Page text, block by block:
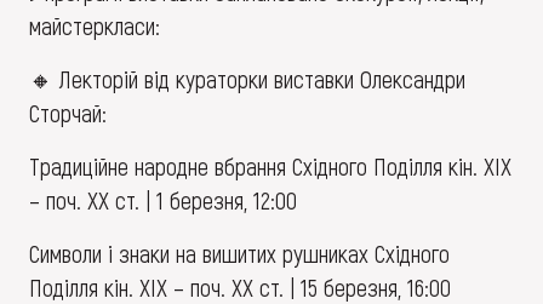
майстеркласи:
🔸 Лекторій від кураторки виставки Олександри
Сторчай:
Традиційне народне вбрання Східного Поділля кін. ХІХ
– поч. ХХ ст. | 1 березня, 12:00
Символи і знаки на вишитих рушниках Східного
Поділля кін. ХІХ – поч. ХХ ст. | 15 березня, 16:00